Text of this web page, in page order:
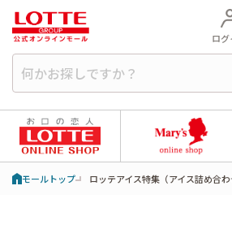
ログ
モールトップ ロッテアイス特集（アイス詰め合